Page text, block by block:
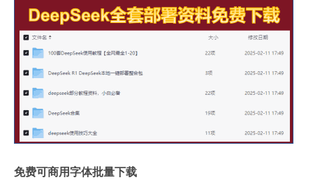
免费可商用字体批量下载